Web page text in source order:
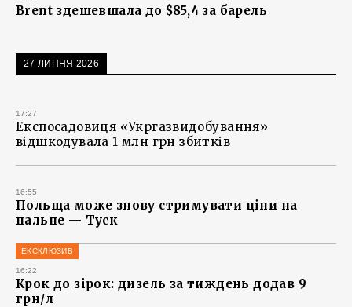
Brent здешевшала до $85,4 за барель
27 ЛИПНЯ 2026
17:27
Експосадовиця «Укргазвидобування»
відшкодувала 1 млн грн збитків
16:55
Польща може знову стримувати ціни на
пальне — Туск
ЕКСКЛЮЗИВ
16:22
Крок до зірок: дизель за тиждень додав 9
грн/л